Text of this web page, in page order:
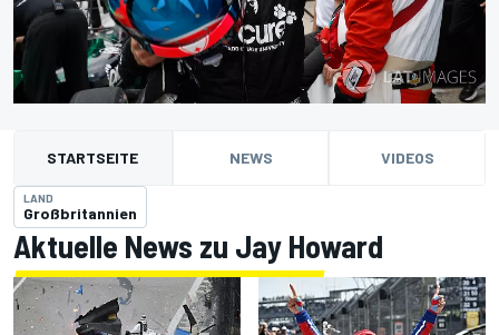
STARTSEITE NEWS VIDEOS
LAND
Großbritannien
Aktuelle News zu Jay Howard